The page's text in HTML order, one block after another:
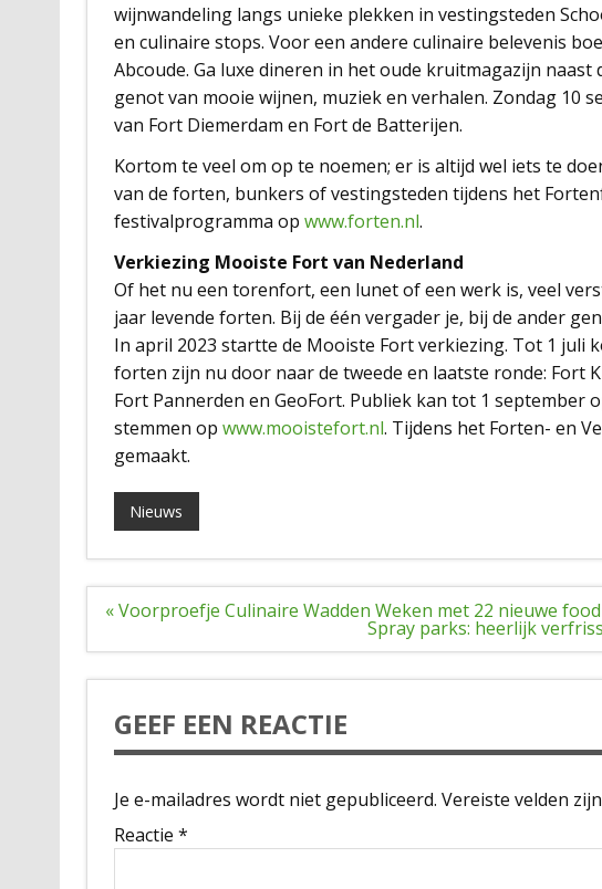
wijnwandeling langs unieke plekken in vestingsteden
en culinaire stops. Voor een andere culinaire belevenis
Abcoude. Ga luxe dineren in het oude kruitmagazijn
genot van mooie wijnen, muziek en verhalen. Zondag 10
van Fort Diemerdam en Fort de Batterijen.
Kortom te veel om op te noemen; er is altijd wel iets te
van de forten, bunkers of vestingsteden tijdens het
festivalprogramma op www.forten.nl.
Verkiezing Mooiste Fort van Nederland
Of het nu een torenfort, een lunet of een werk is, veel
jaar levende forten. Bij de één vergader je, bij de ander
In april 2023 startte de Mooiste Fort verkiezing. Tot 1 juli
forten zijn nu door naar de tweede en laatste ronde: Fort
Fort Pannerden en GeoFort. Publiek kan tot 1 september
stemmen op www.mooistefort.nl. Tijdens het Forten- en
gemaakt.
Nieuws
Bericht
navigatie
« Voorproefje Culinaire Wadden Weken met 22 nieuwe
Spray parks: heerlijk
GEEF EEN REACTIE
Je e-mailadres wordt niet gepubliceerd. Vereiste velden
Reactie *